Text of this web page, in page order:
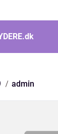
dk
admin